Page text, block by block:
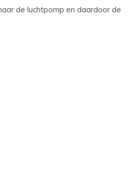
de luchtpomp en daardoor de